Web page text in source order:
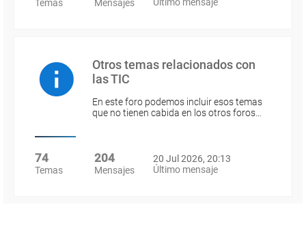
Temas Mensajes
Otros temas relacionados con
las TIC
En este foro podemos incluir esos temas
que no tienen cabida en los otros foros…
74
Temas
204
Mensajes
20 Jul 2026, 20:13
Último mensaje